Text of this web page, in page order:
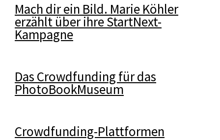
Mach dir ein Bild. Marie Köhler
erzählt über ihre StartNext-
Kampagne
Das Crowdfunding für das
PhotoBookMuseum
Crowdfunding-Plattformen